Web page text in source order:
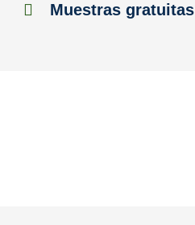
Muestras gratuitas